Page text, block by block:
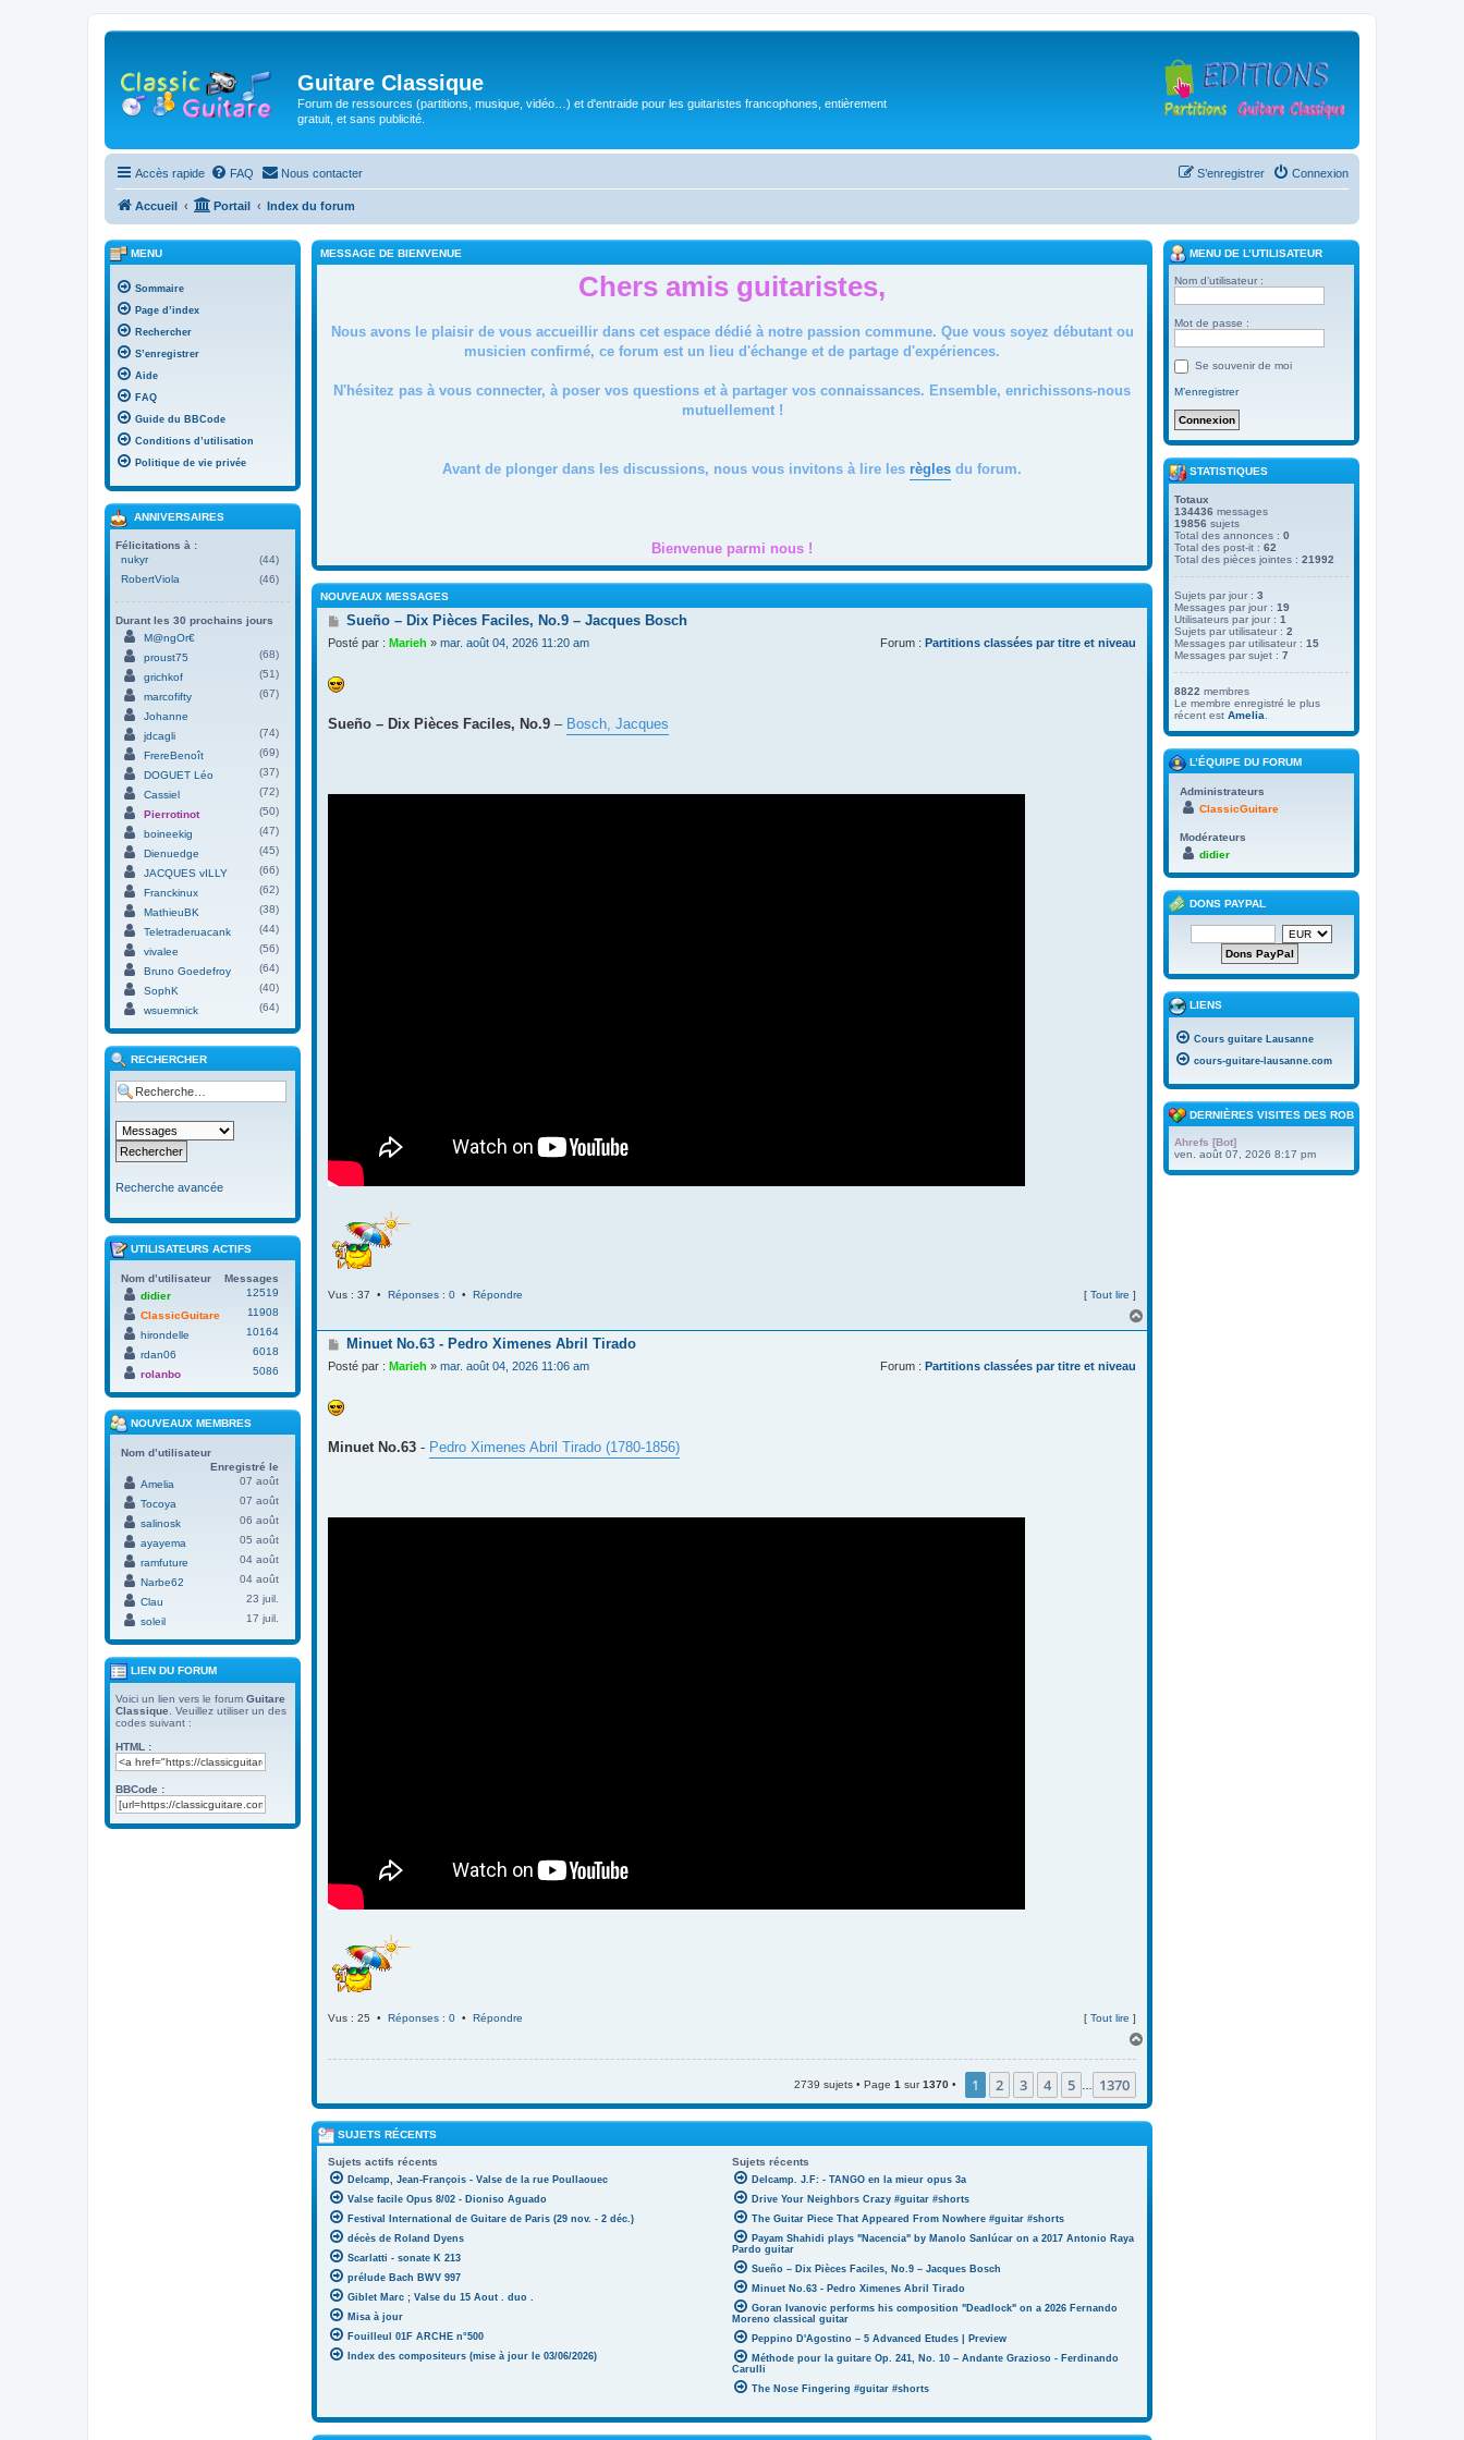
Guitare Classique
Forum de ressources (partitions, musique, vidéo…) et d'entraide pour les guitaristes francophones, entièrement
gratuit, et sans publicité.
Accès rapide FAQ Nous contacter Connexion
S’enregistrer
Accueil Portail Index du forum
MESSAGE DE BIENVENUE
Chers amis guitaristes,
Nous avons le plaisir de vous accueillir dans cet espace dédié à notre passion commune. Que vous soyez débutant ou
musicien confirmé, ce forum est un lieu d'échange et de partage d'expériences.
N'hésitez pas à vous connecter, à poser vos questions et à partager vos connaissances. Ensemble, enrichissons-nous
mutuellement !
Avant de plonger dans les discussions, nous vous invitons à lire les règles du forum.
Bienvenue parmi nous !
NOUVEAUX MESSAGES
M
s
a
g
Sueño – Dix Pièces Faciles, No.9 – Jacques Bosch
Posté par : Marieh » mar. août 04, 2026 11:20 am Forum : Partitions classées par titre et niveau
Sueño – Dix Pièces Faciles, No.9 – Bosch, Jacques
Vus : 37 • Réponses : 0 • Répondre [ Tout lire ]
a
M
s
a
g
Minuet No.63 - Pedro Ximenes Abril Tirado
Posté par : Marieh » mar. août 04, 2026 11:06 am Forum : Partitions classées par titre et niveau
Minuet No.63 - Pedro Ximenes Abril Tirado (1780-1856)
Vus : 25 • Réponses : 0 • Répondre [ Tout lire ]
2739 sujets • Page 1 sur1370 • 1 2 3 4 5 1370
SUJETS RÉCENTS
Sujets actifs récents Sujets récents
Delcamp, Jean-François - Valse de la rue Poullaouec
Valse facile Opus 8/02 - Dioniso Aguado
Festival International de Guitare de Paris (29 nov. - 2 déc.)
décès de Roland Dyens
Scarlatti - sonate K 213
prélude Bach BWV 997
Giblet Marc ; Valse du 15 Aout . duo .
Misa à jour
Fouilleul 01F ARCHE n°500
Index des compositeurs (mise à jour le 03/06/2026)
Delcamp. J.F: - TANGO en la mieur opus 3a
Drive Your Neighbors Crazy #guitar #shorts
The Guitar Piece That Appeared From Nowhere #guitar #shorts
Payam Shahidi plays "Nacencia" by Manolo Sanlúcar on a 2017 Antonio Raya
Pardo guitar
Sueño – Dix Pièces Faciles, No.9 – Jacques Bosch
Minuet No.63 - Pedro Ximenes Abril Tirado
Goran Ivanovic performs his composition "Deadlock" on a 2026 Fernando
Moreno classical guitar
Peppino D'Agostino – 5 Advanced Etudes | Preview
Méthode pour la guitare Op. 241, No. 10 – Andante Grazioso - Ferdinando
Carulli
The Nose Fingering #guitar #shorts
MENU
Sommaire
Page d’index
Rechercher
S’enregistrer
Aide
FAQ
Guide du BBCode
Conditions d’utilisation
Politique de vie privée
ANNIVERSAIRES
Félicitations à :
nukyr
(44)
RobertViola
(46)
Durant les 30 prochains jours
M@ngOr€
proust75
(68)
grichkof
(51)
marcofifty
(67)
Johanne
jdcagli
(74)
FrereBenoît
(69)
DOGUET Léo
(37)
Cassiel
(72)
Pierrotinot
(50)
boineekig
(47)
Dienuedge
(45)
JACQUES vILLY
(66)
Franckinux
(62)
MathieuBK
(38)
Teletraderuacank
(44)
vivalee
(56)
Bruno Goedefroy
(64)
SophK
(40)
wsuemnick
(64)
RECHERCHER
Recherche avancée
UTILISATEURS ACTIFS
Nom d’utilisateur
Messages
didier
12519
ClassicGuitare
11908
hirondelle
10164
rdan06
6018
rolanbo
5086
NOUVEAUX MEMBRES
Nom d’utilisateur
Enregistré le
Amelia
07 août
Tocoya
07 août
salinosk
06 août
ayayema
05 août
ramfuture
04 août
Narbe62
04 août
Clau
23 juil.
soleil
17 juil.
LIEN DU FORUM
Voici un lien vers le forum Guitare
Classique . Veuillez utiliser un des
codes suivant :
HTML :
BBCode :
MENU DE L’UTILISATEUR
Nom d’utilisateur :
Mot de passe :
Se souvenir de moi
M’enregistrer
STATISTIQUES
Totaux
134436 messages
19856 sujets
Total des annonces : 0
Total des post-it : 62
Total des pièces jointes : 21992
Sujets par jour : 3
Messages par jour : 19
Utilisateurs par jour : 1
Sujets par utilisateur : 2
Messages par utilisateur : 15
Messages par sujet : 7
8822 membres
Le membre enregistré le plus
récent est Amelia
L’ÉQUIPE DU FORUM
Administrateurs
ClassicGuitare
Modérateurs
didier
DONS PAYPAL
LIENS
Cours guitare Lausanne
cours-guitare-lausanne.com
DERNIÈRES VISITES DES ROBOTS
Ahrefs [Bot]
ven. août 07, 2026 8:17 pm